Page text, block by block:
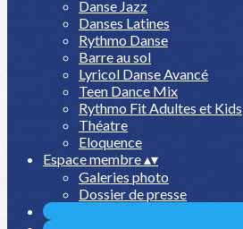
Danse Jazz
Danses Latines
Rythmo Danse
Barre au sol
Lyricol Danse Avancé
Teen Dance Mix
Rythmo Fit Adultes et Kids
Théatre
Eloquence
Espace membre▴▾
Galeries photo
Dossier de presse